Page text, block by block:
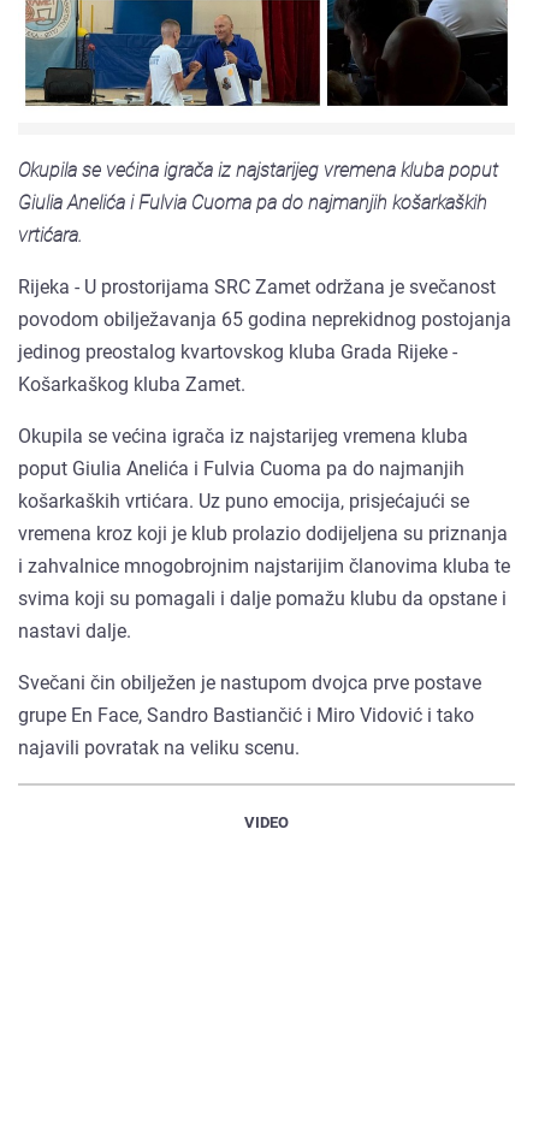
Okupila se većina igrača iz najstarijeg vremena kluba poput
Giulia Anelića i Fulvia Cuoma pa do najmanjih košarkaških
vrtićara.
Rijeka - U prostorijama SRC Zamet održana je svečanost
povodom obilježavanja 65 godina neprekidnog postojanja
jedinog preostalog kvartovskog kluba Grada Rijeke -
Košarkaškog kluba Zamet.
Okupila se većina igrača iz najstarijeg vremena kluba
poput Giulia Anelića i Fulvia Cuoma pa do najmanjih
košarkaških vrtićara. Uz puno emocija, prisjećajući se
vremena kroz koji je klub prolazio dodijeljena su priznanja
i zahvalnice mnogobrojnim najstarijim članovima kluba te
svima koji su pomagali i dalje pomažu klubu da opstane i
nastavi dalje.
Svečani čin obilježen je nastupom dvojca prve postave
grupe En Face, Sandro Bastiančić i Miro Vidović i tako
najavili povratak na veliku scenu.
VIDEO